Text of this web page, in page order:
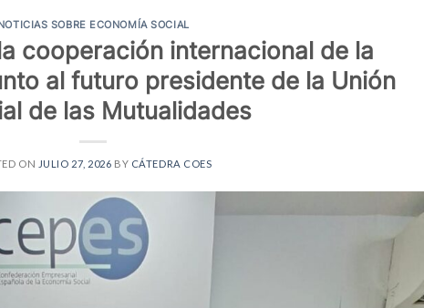
SOBRE ECONOMÍA SOCIAL
cooperación internacional de la
al futuro presidente de la Unión
de las Mutualidades
ON JULIO 27, 2026 BY CÁTEDRA COES